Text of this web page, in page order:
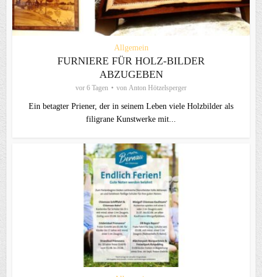
Allgemein
FURNIERE FÜR HOLZ-BILDER
ABZUGEBEN
vor 6 Tagen von Anton Hötzelsperger
Ein betagter Priener, der in seinem Leben viele Holzbilder als
filigrane Kunstwerke mit...